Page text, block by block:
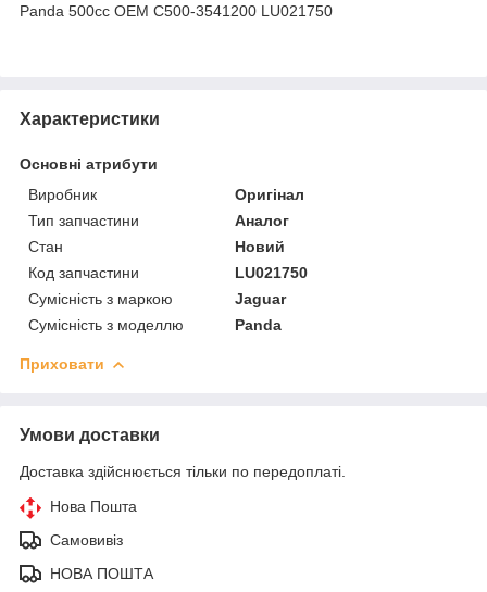
Panda 500cc OEM C500-3541200 LU021750
Характеристики
Основні атрибути
Виробник
Оригінал
Тип запчастини
Аналог
Стан
Новий
Код запчастини
LU021750
Сумісність з маркою
Jaguar
Сумісність з моделлю
Panda
Приховати
Умови доставки
Доставка здійснюється тільки по передоплаті.
Нова Пошта
Самовивіз
НОВА ПОШТА